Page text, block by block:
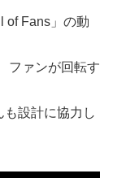
of Fans」の動
ファンが回転す
設計に協力し